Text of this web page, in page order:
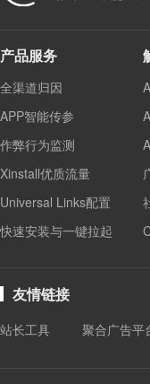
产品服务
全渠道归因
APP智能传参
作弊行为监测
Xinstall优质流量
Universal Links配置
快速安装与一键拉起
友情链接
站长工具 聚合广告平